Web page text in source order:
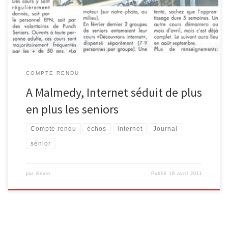
qui leur seraient réservés. Nous avons donc proposé, dans un […]
COMPTE RENDU
A Malmedy, Internet séduit de plus
en plus les seniors
Compte rendu échos internet Journal
sénior
par Kevin Publié 18 avril 2011